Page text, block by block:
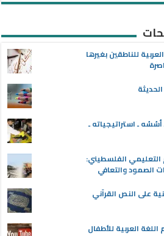
للناطقين بغيرها
ـ استراتيجياته ـ
التعليمي الفلسطيني:
الصمود والتعافي
على النص القرآني